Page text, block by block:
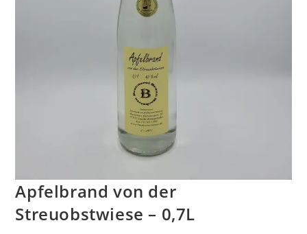
Apfelbrand von der
Streuobstwiese – 0,7L